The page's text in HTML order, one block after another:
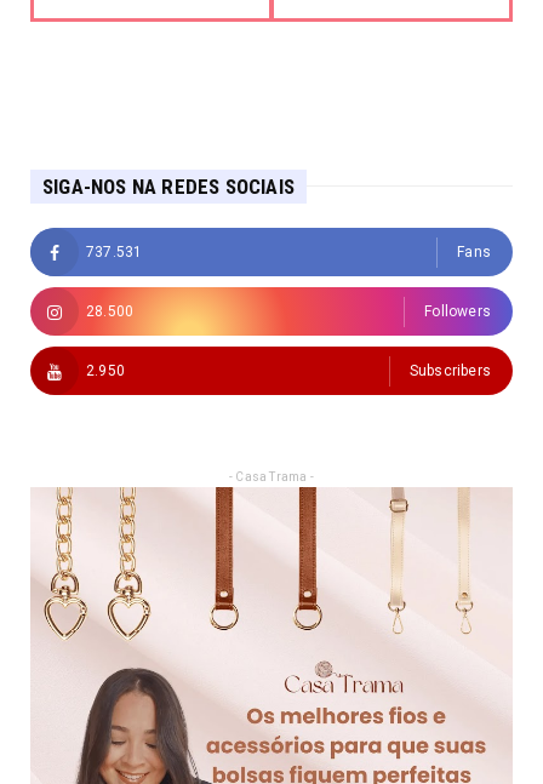
SIGA-NOS NA REDES SOCIAIS
737.531 Fans
28.500 Followers
2.950 Subscribers
- Casa Trama -